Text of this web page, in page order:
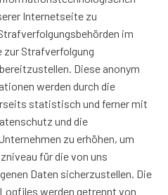
Internetseite zu
im
zur Strafverfolgung
Diese anonym
werden durch die
statistisch und ferner mit
und die
zu erhöhen, um
für die von uns
Daten sicherzustellen. Die
werden getrennt von